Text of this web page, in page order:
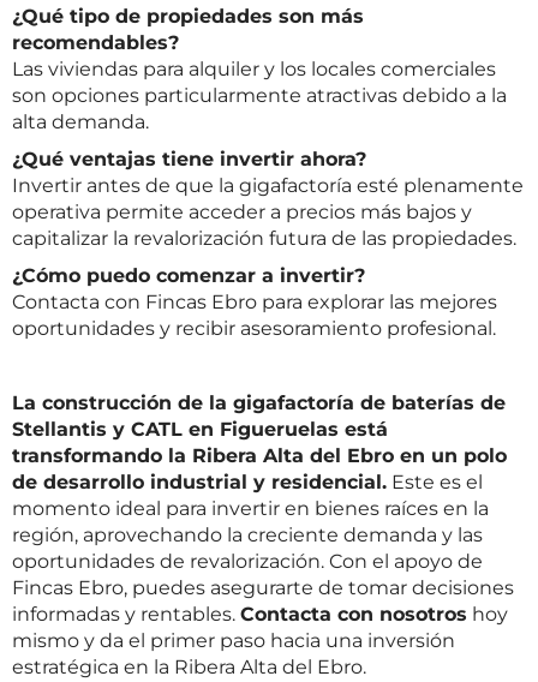
¿Qué tipo de propiedades son más
recomendables?
Las viviendas para alquiler y los locales comerciales
son opciones particularmente atractivas debido a la
alta demanda.
¿Qué ventajas tiene invertir ahora?
Invertir antes de que la gigafactoría esté plenamente
operativa permite acceder a precios más bajos y
capitalizar la revalorización futura de las propiedades.
¿Cómo puedo comenzar a invertir?
Contacta con Fincas Ebro para explorar las mejores
oportunidades y recibir asesoramiento profesional.
La construcción de la gigafactoría de baterías de
Stellantis y CATL en Figueruelas está
transformando la Ribera Alta del Ebro en un polo
de desarrollo industrial y residencial. Este es el
momento ideal para invertir en bienes raíces en la
región, aprovechando la creciente demanda y las
oportunidades de revalorización. Con el apoyo de
Fincas Ebro, puedes asegurarte de tomar decisiones
informadas y rentables. Contacta con nosotros hoy
mismo y da el primer paso hacia una inversión
estratégica en la Ribera Alta del Ebro.